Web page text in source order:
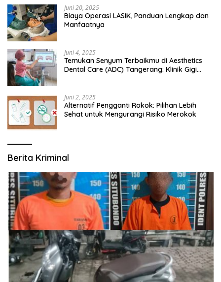
Juni 20, 2025
Biaya Operasi LASIK, Panduan Lengkap dan
Manfaatnya
Juni 4, 2025
Temukan Senyum Terbaikmu di Aesthetics
Dental Care (ADC) Tangerang: Klinik Gigi
Juni 2, 2025
Alternatif Pengganti Rokok: Pilihan Lebih
Sehat untuk Mengurangi Risiko Merokok
Berita Kriminal